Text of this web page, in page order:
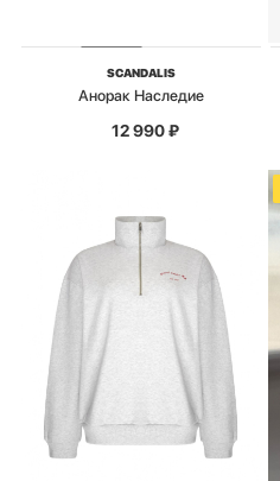
SCANDALIS
Анорак Наследие
12 990₽